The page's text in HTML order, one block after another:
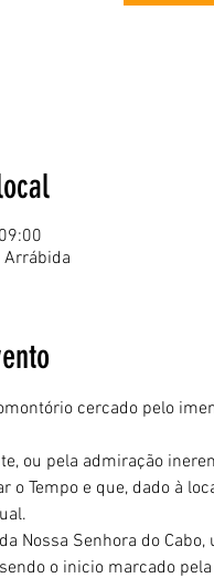
Arrábida
cercado pelo
ou pela admiração
Tempo e que, dado à
Nossa Senhora do Cabo,
o inicio marcado